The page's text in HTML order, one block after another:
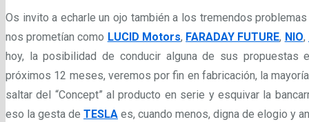
Os invito a echarle un ojo también a los tremendos
nos prometían como LUCID Motors, FARADAY FUTURE, NIO,
hoy, la posibilidad de conducir alguna de sus propuestas
próximos 12 meses, veremos por fin en fabricación, la
saltar del “Concept” al producto en serie y esquivar la
eso la gesta de TESLA es, cuando menos, digna de elogio y